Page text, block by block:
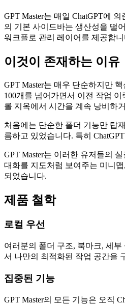
GPT Master는 매일 ChatGPT에
의 기본 사이드바는 생산성을 떨
워크플로 관리 레이어를 제공합니
이것이 존재하는 이유
GPT Master는 매우 단순하지만
100개를 넘어가면서 이전 작업
롤 지옥에서 시간을 계속 낭비하
처음에는 단순한 폴더 기능만 탑
름하고 있었습니다. 특히
GPT Master는 이러한 유저들의
대화를 지도처럼 보여주는 미니
되었습니다.
제품 철학
로컬 우선
여러분의 폴더 구조, 북마크, 세
서 나만의 최적화된 작업 공간을
집중된 기능
GPT Master의 모든 기능은 오직